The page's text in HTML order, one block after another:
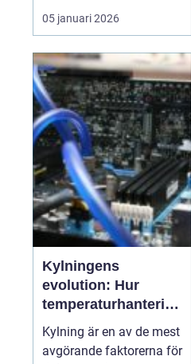
När gäster förväntar sig
snabba svar, enkla
in- och utcheckningar
behöver hotellen ett
digitalt stöd som håller
samma te...
05 januari 2026
Kylningens
evolution: Hur
temperaturhantering
formar prestanda
och design
Kylning är en av de mest
avgörande faktorerna för